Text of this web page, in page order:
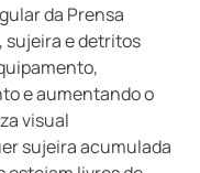
da Prensa
sujeira e detritos
e aumentando o
visual
sujeira acumulada